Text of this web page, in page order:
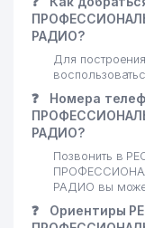
РАДИО?
Для
❓
Номера
РАДИО?
Позвонить в
РАДИО вы
❓
Ориентиры